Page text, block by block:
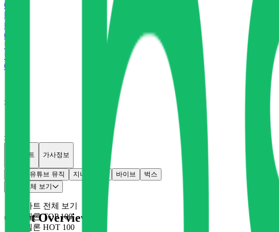
0
바
바이브
0
벅
벅스
0
x
x
개별차트 가사정보
유튜브 뮤직 지니 바이브
벅스
차트 전체 보기
차트 전체 보기
멜론 TOP 100
멜론 HOT 100
Chart Overview